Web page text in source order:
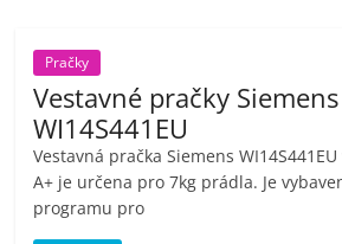
Pračky
Vestavné pračky Siemens
WI14S441EU
Vestavná pračka Siemens
A+ je určena pro 7kg prádla. Je
programu pro